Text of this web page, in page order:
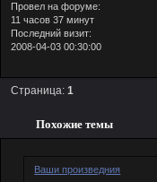
Провел на форуме:
11 часов 37 минут
Последний визит:
2008-04-03 00:30:00
Страница:1
Похожие темы
Ваши произведния